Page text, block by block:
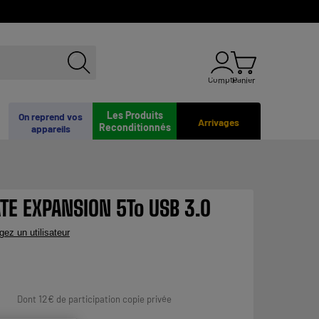
ComptePanier
Arrivages
Les Produits
Reconditionnés
On reprend vos
appareils
EXPANSION 5To USB 3.0
un utilisateur
Dont 12€